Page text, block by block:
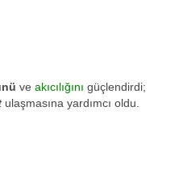
ve akıcılığını güçlendirdi;
ulaşmasına yardımcı oldu.